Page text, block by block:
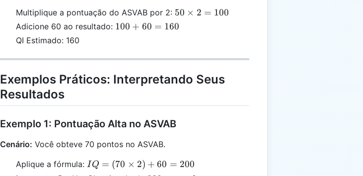
Multiplique a pontuação do ASVAB por 2: 50
\times
50 × 2 = 100
Adicione 60 ao resultado: 100
=
100 + 60 = 160
QI Estimado: 160
Exemplos Práticos: Interpretando Seus
Resultados
Exemplo 1: Pontuação Alta no ASVAB
Cenário: Você obteve 70 pontos no ASVAB.
Aplique a fórmula: IQ =
IQ = (70 × 2) + 60 = 200